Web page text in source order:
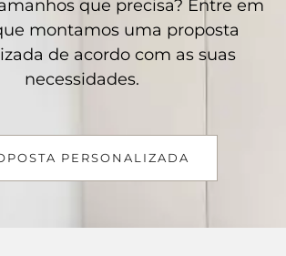
que precisa? Entre em
montamos uma proposta
de acordo com as suas
necessidades.
PERSONALIZADA